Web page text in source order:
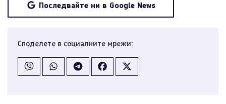
Последвайте ни в Google News
Споделете в социалните мрежи: